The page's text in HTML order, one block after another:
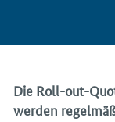
Die Roll-out-
werden